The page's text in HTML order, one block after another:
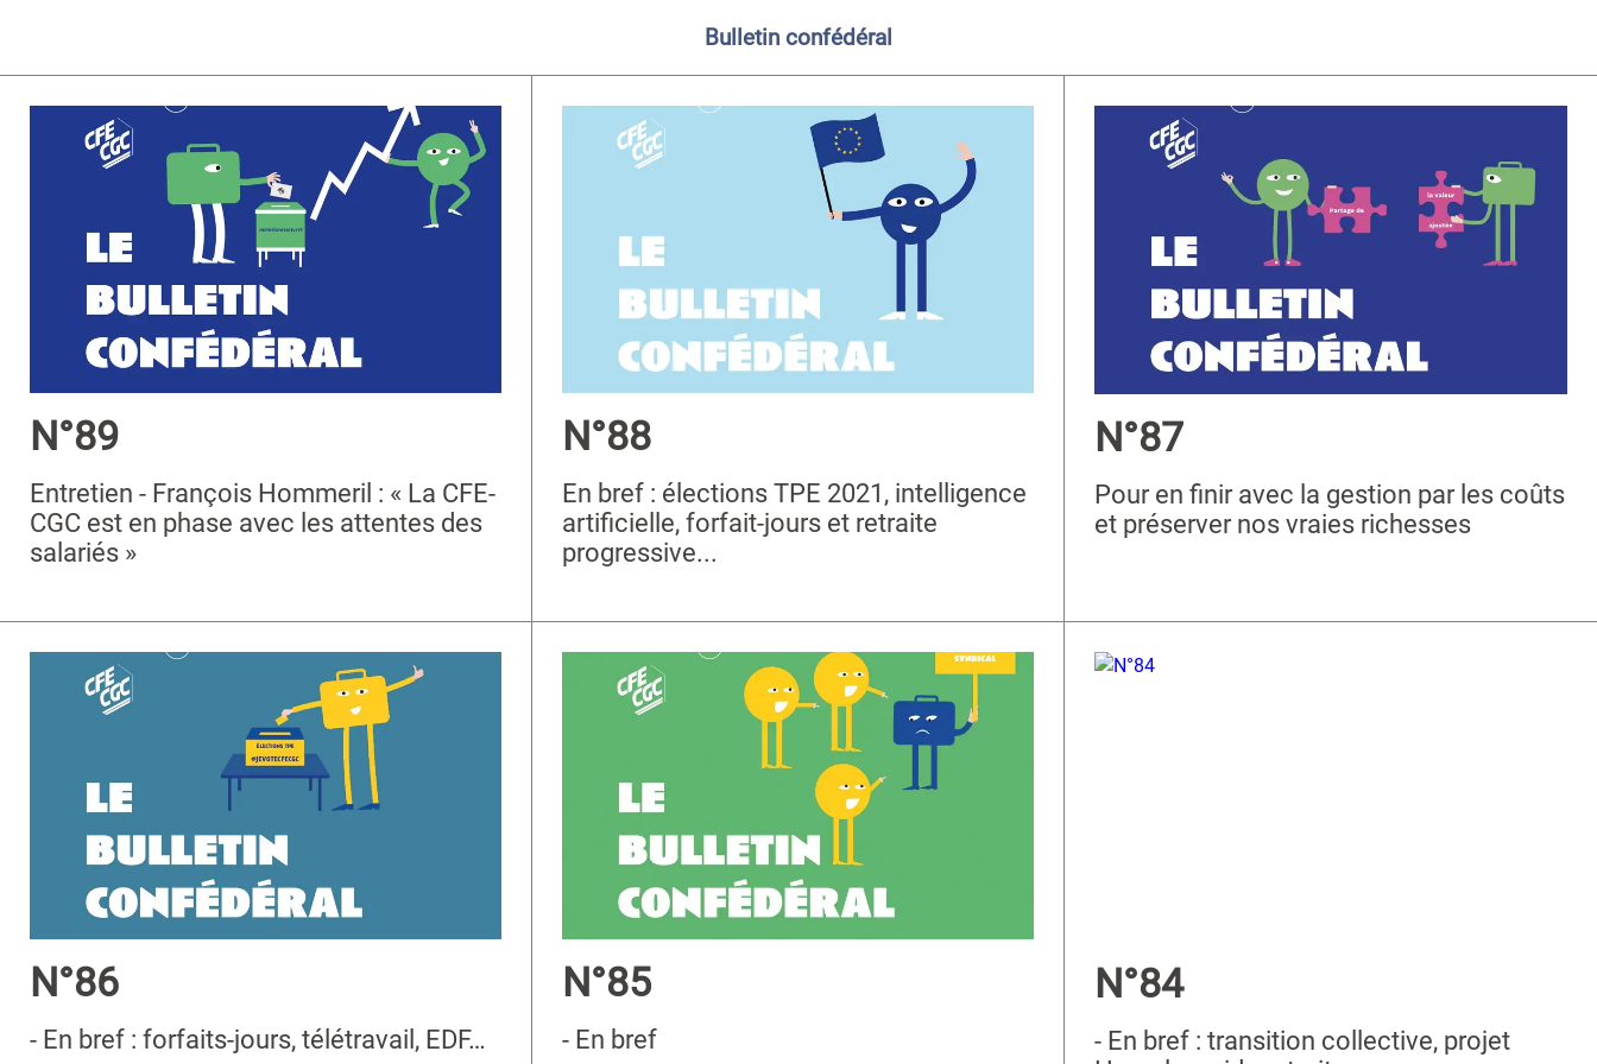
Bulletin confédéral
N°89
Entretien - François Hommeril : « La CFE-
CGC est en phase avec les attentes des
salariés »
N°88
En bref : élections TPE 2021, intelligence
artificielle, forfait-jours et retraite
progressive...
N°87
Pour en finir avec la gestion par les coûts
et préserver nos vraies richesses
N°86
- En bref : forfaits-jours, télétravail, EDF…
N°85
- En bref
N°84
- En bref : transition collective, projet